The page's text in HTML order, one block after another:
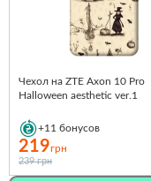
Чехол на ZTE Axon 10 Pro
Halloween aesthetic ver.1
+11 бонусов
219грн
239 грн